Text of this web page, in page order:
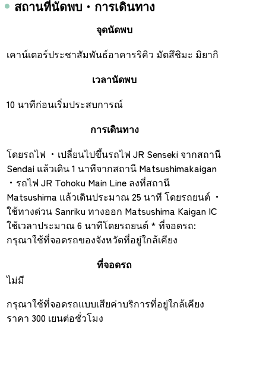
สถานที่นัดพบ・การเดินทาง
จุดนัดพบ
เคาน์เตอร์ประชาสัมพันธ์อาคารริคิว มัตสึชิมะ มิยากิ
เวลานัดพบ
10 นาทีก่อนเริ่มประสบการณ์
การเดินทาง
โดยรถไฟ ・เปลี่ยนไปขึ้นรถไฟ JR Senseki จากสถานี
Sendai แล้วเดิน 1 นาทีจากสถานี Matsushimakaigan
・รถไฟ JR Tohoku Main Line ลงที่สถานี
Matsushima แล้วเดินประมาณ 25 นาที โดยรถยนต์ ・
ใช้ทางด่วน Sanriku ทางออก Matsushima Kaigan IC
ใช้เวลาประมาณ 6 นาทีโดยรถยนต์ * ที่จอดรถ:
กรุณาใช้ที่จอดรถของจังหวัดที่อยู่ใกล้เคียง
ที่จอดรถ
ไม่มี
กรุณาใช้ที่จอดรถแบบเสียค่าบริการที่อยู่ใกล้เคียง
ราคา 300 เยนต่อชั่วโมง